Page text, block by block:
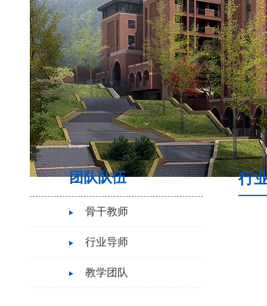
团队队伍
骨干教师
行业导师
教学团队
行